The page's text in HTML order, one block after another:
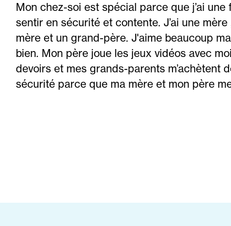
Mon chez-soi est spécial parce que j’ai
sentir en sécurité et contente. J’ai une
mère et un grand-père. J'aime beaucoup
bien. Mon père joue les jeux vidéos avec
devoirs et mes grands-parents m’achètent
sécurité parce que ma mère et mon père